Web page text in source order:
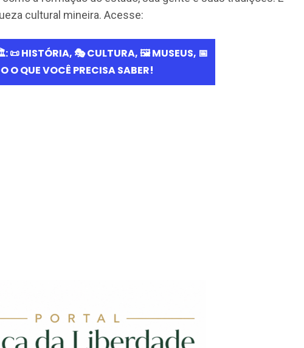
cultural mineira.​ Acesse: